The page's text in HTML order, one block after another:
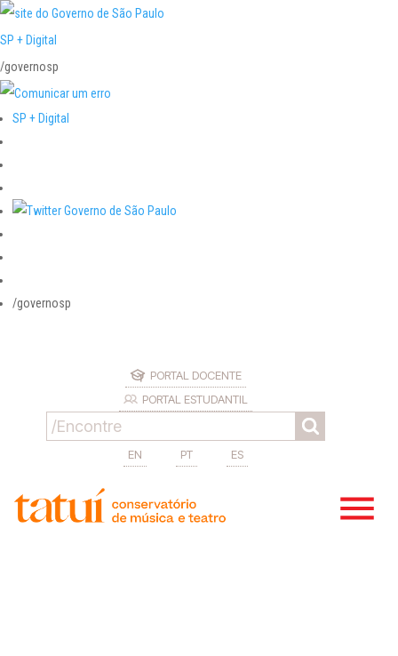
SP + Digital
/governosp
SP + Digital
/governosp
PORTAL DOCENTE
PORTAL ESTUDANTIL
EN PT ES